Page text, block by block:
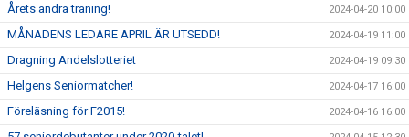
Årets andra träning! 2024-04-20 10:00
MÅNADENS LEDARE APRIL ÄR UTSEDD! 2024-04-19 11:00
Dragning Andelslotteriet 2024-04-19 09:30
Helgens Seniormatcher! 2024-04-17 16:00
Föreläsning för F2015! 2024-04-16 16:00